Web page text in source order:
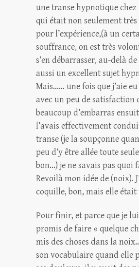
une transe hypnotique chez
qui était non seulement
pour l’expérience,(à un
souffrance, on est très
s’en débarrasser, au-delà
aussi un excellent sujet
Mais…… une fois que j’aie
avec un peu de satisfaction
beaucoup d’embarras
l’avais effectivement
transe (je la soupçonne
peu d’y être allée toute
bon…) je ne savais pas quoi
Revoilà mon idée de (noix).
coquille, bon, mais elle était
Pour finir, et parce que je
promis de faire « quelque
mis des choses dans la
son vocabulaire quand elle